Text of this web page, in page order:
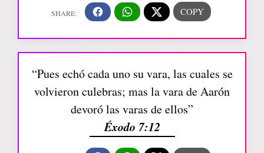
“Pues echó cada uno su vara, las cuales se
volvieron culebras; mas la vara de Aarón
devoró las varas de ellos”
Éxodo 7:12